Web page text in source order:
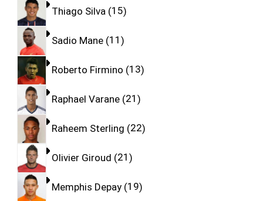
Thiago Silva 15
Sadio Mane 11
Roberto Firmino 13
Raphael Varane 21
Raheem Sterling 22
Olivier Giroud 21
Memphis Depay 19